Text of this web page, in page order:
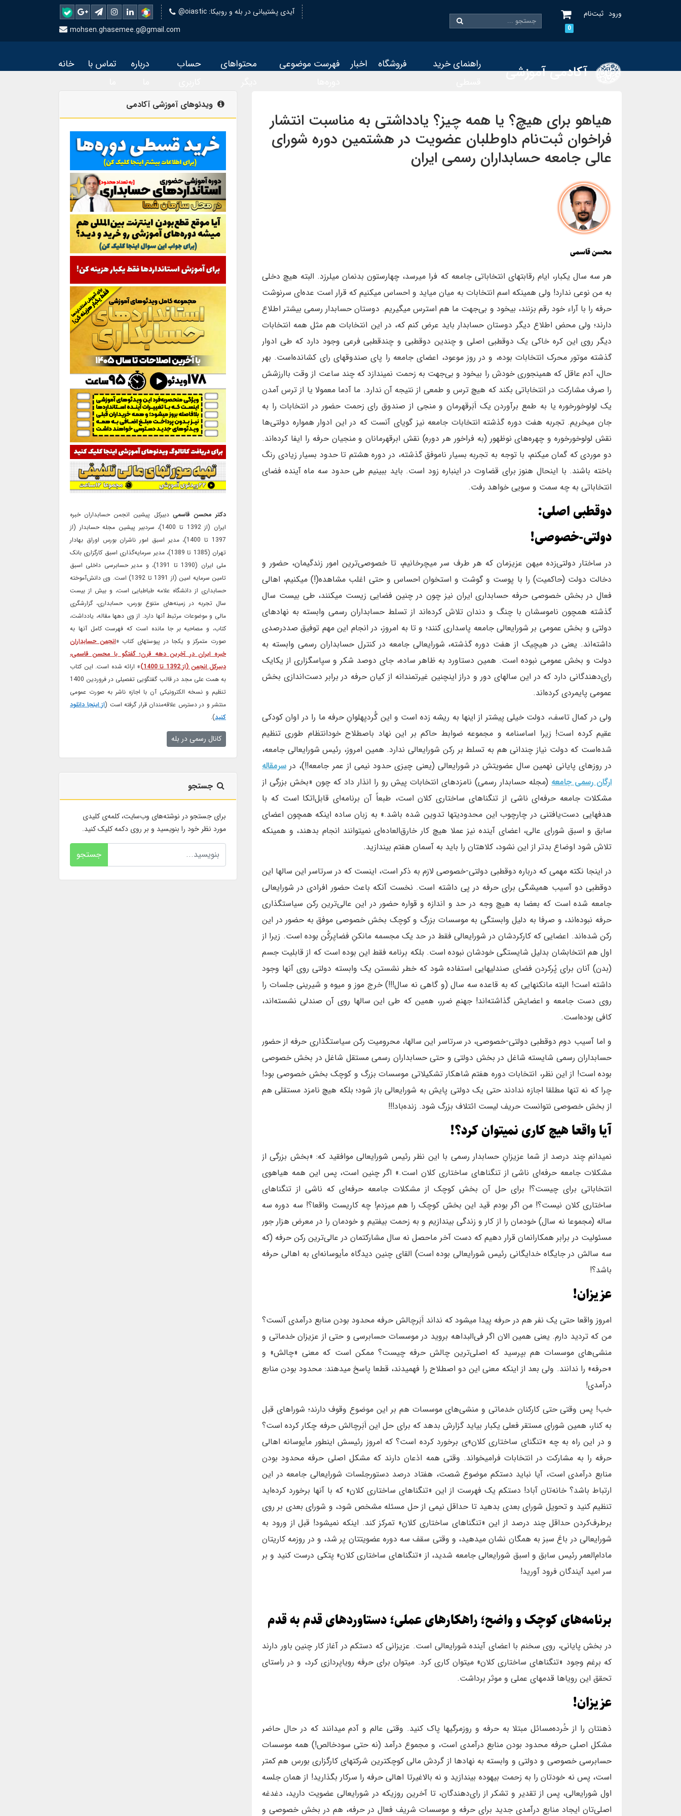
ورود ثبت‌نام
0
@oiastic :آیدی پشتیبانی در بله و روبیکا
mohsen.ghasemee.g@gmail.com
آکادمی آموزشی
راهنمای خرید
فروشگاه اخبار
فهرست موضوعی
محتواهای
حساب
درباره
تماس با
خانه
هیاهو برای هیچ؟ یا همه چیز؟ یادداشتی به مناسبت انتشار
فراخوان ثبت‌نام داوطلبان عضویت در هشتمین دوره شورای‌
عالی جامعه حسابداران رسمی ایران
محسن قاسمی
هر سه سال یکبار، ایام رقابتهای انتخاباتی جامعه که فرا میرسد، چهارستون بدنمان میلرزد. البته هیچ دخلی
به من نوعی ندارد! ولی همینکه اسم انتخابات به میان میاید و احساس میکنیم که قرار است عده‌ای سرنوشت
حرفه را با آراء خود رقم بزنند، بیخود و بی‌جهت ما هم استرس میگیریم. دوستان حسابدار رسمی بیشتر اطلاع
دارند؛ ولی محض اطلاع دیگر دوستان حسابدار باید عرض کنم که، در این انتخابات هم مثل همه انتخابات
دیگر روی این کره خاکی یک دوقطبی اصلی و چندین دوقطبی و چندقطبی فرعی وجود دارد که طی ادوار
گذشته موتور محرک انتخابات بوده‌، و در روز موعود، اعضای جامعه را پای صندوقهای رای کشانده‌است. بهر
حال، آدم عاقل که همینجوری خودش را بیخود و بی‌جهت به زحمت نمیندازد که چند ساعت از وقت باارزشش
را صرف مشارکت در انتخاباتی بکند که هیچ ترس و طمعی از نتیجه آن ندارد. ما آدما معمولا یا از ترس آمدن
یک لولوخورخوره یا به طمع برآوردن یک اَبَرقهرمان و منجی از صندوق رای زحمت حضور در انتخابات را به
جان میخریم. تجربه هفت دوره گذشته انتخابات جامعه نیز گویای آنست که در این ادوار همواره دولتی‌ها
نقش لولوخورخوره و چهره‌های نوظهور (به فراخور هر دوره) نقش ابرقهرمانان و منجیان حرفه را ایفا کرده‌اند.
دو موردی که گمان میکنم، با توجه به تجربه بسیار ناموفق گذشته، در دوره هشتم تا حدود بسیار زیادی رنگ
باخته باشند. با اینحال هنوز برای قضاوت در اینباره زود است. باید ببینیم طی حدود سه ماه آینده فضای
انتخاباتی به چه سمت و سویی خواهد رفت.
دوقطبی‌ اصلی:
دولتی-خصوصی!
در ساختار دولتی‌زده میهن عزیزمان که هر طرف سر میچرخانیم، تا خصوصی‌ترین امور زندگیمان، حضور و
دخالت دولت (حاکمیت) را با پوست و گوشت و استخوان احساس و حتی اغلب مشاهده(!) میکنیم، اهالی
فعال در بخش خصوصی حرفه حسابداری ایران نیز چون در چنین فضایی زیست میکنند، طی بیست سال
گذشته همچون ناموسشان با چنگ و دندان تلاش کرده‌اند از تسلط حسابداران رسمی وابسته به نهادهای
دولتی و بخش عمومی بر شورایعالی جامعه پاسداری کنند؛ و تا به امروز، در انجام این مهم توفیق صددرصدی
داشته‌اند. یعنی در هیچیک از هفت دوره گذشته، شورایعالی جامعه در کنترل حسابداران رسمی وابسته به
دولت و بخش عمومی نبوده است. همین دستاورد به ظاهر ساده، جای دوصد شکر و سپاسگزاری از یکایک
رای‌دهندگانی دارد که در این سالهای دور و دراز اینچنین غیرتمندانه از کیان حرفه در برابر دست‌اندازی بخش
عمومی پایمردی کرده‌اند.
ولی در کمال تاسف، دولت خیلی پیشتر از اینها به ریشه زده است و این گُردپهلوانِ حرفه ما را در اوان کودکی
عقیم کرده است! زیرا اساسنامه و مجموعه ضوابط حاکم بر این نهاد باصطلاح خودانتظام طوری تنظیم
شده‌است که دولت نیاز چندانی هم به تسلط بر رکن شورایعالی ندارد. همین امروز، رئیس شورایعالی جامعه،
در روزهای پایانی نهمین سال عضویتش در شورایعالی (یعنی چیزی حدود نیمی از عمر جامعه!!)، در سرمقاله
ارگان رسمی جامعه(مجله حسابدار رسمی) نامزدهای انتخابات پیش رو را انذار داد که چون «بخش بزرگی از
مشکلات جامعه حرفه‌ای ناشی از تنگناهای ساختاری کلان است، طبعاً آن برنامه‌ای قابل‌اتکا است که با
هدفهایی دست‌یافتنی در چارچوب این محدودیتها تدوین شده باشد.» به زبان ساده اینکه همچون اعضای
سابق و اسبق شورای عالی، اعضای آینده نیز عملا هیچ کار خارق‌العاده‌ای نمیتوانند انجام بدهند، و همینکه
تلاش شود اوضاع بدتر از این نشود، کلاهتان را باید به آسمان هفتم بیندازید.
در اینجا نکته مهمی که درباره دوقطبی دولتی-خصوصی لازم به ذکر است، اینست که در سرتاسر این سالها این
دوقطبی دو آسیب همیشگی برای حرفه در پی داشته است. نخست آنکه باعث حضور افرادی در شورایعالی
جامعه شده است که بعضا به هیچ وجه در حد و اندازه و قواره حضور در این عالی‌ترین رکن سیاستگذاری
حرفه نبوده‌اند، و صرفا به دلیل وابستگی به موسسات بزرگ و کوچک بخش خصوصی موفق به حضور در این
رکن شده‌اند. اعضایی که کارکردشان در شورایعالی فقط در حد یک مجسمه مانکنِ فضاپرکُن بوده است. زیرا از
اول هم انتخابشان بدلیل شایستگی خودشان نبوده است. بلکه برنامه فقط این بوده است که از قابلیت جسم
(بدن) آنان برای پُرکردن فضای صندلیهایی استفاده شود که خطر نشستن یک وابسته دولتی روی آنها وجود
داشته است! البته مانکنهایی که به قاعده سه سال (و گاهی نه سال!!!) خرج موز و میوه و شیرینی جلسات را
روی دست جامعه و اعضایش گذاشته‌اند! جهنمِ ضرر، همین که طی این سالها روی آن صندلی نشسته‌اند،
کافی بوده‌است.
و اما آسیب دوم دوقطبی دولتی-خصوصی، در سرتاسر این سالها، محرومیت رکن سیاستگذاری حرفه از حضور
حسابداران رسمی شایسته شاغل در بخش دولتی و حتی حسابداران رسمی مستقل شاغل در بخش خصوصی
بوده است! از این نظر، انتخابات دوره هفتم شاهکار تشکیلاتی موسسات بزرگ و کوچک بخش خصوصی بود!
چرا که نه تنها مطلقا اجازه ندادند حتی یک دولتی پایش به شورایعالی باز شود؛ بلکه هیچ نامزد مستقلی هم
از بخش خصوصی نتوانست حریف لیست ائتلاف بزرگ شود. زنده‌باد!!!
آیا واقعا هیچ کاری نمیتوان کرد؟!
نمیدانم چند درصد از شما عزیزانِ حسابدار رسمی با این نظر رئیس شورایعالی موافقید که: «بخش بزرگی از
مشکلات جامعه حرفه‌ای ناشی از تنگناهای ساختاری کلان است.» اگر چنین است، پس این همه هیاهوی
انتخاباتی برای چیست؟! برای حل آن بخش کوچک از مشکلات جامعه حرفه‌ای که ناشی از تنگناهای
ساختاری کلان نیست؟! من اگر بودم قید این بخش کوچک را هم میزدم! چه کاریست واقعا؟! سه دوره سه
ساله (مجموعا نه سال) خودمان را از کار و زندگی بیندازیم و به زحمت بیفتیم و خودمان را در معرض هزار جور
مسئولیت در برابر همکارانمان قرار دهیم که دست آخر ماحصل نه سال مشارکتمان در عالی‌ترین رکن حرفه (که
سه سالش در جایگاه خدایگانی رئیس شورایعالی بوده است) القای چنین دیدگاه مأیوسانه‌ای به اهالی حرفه
باشد؟!
عزیزان!
امروز واقعا حتی یک نفر هم در حرفه پیدا میشود که نداند اَبَرچالش حرفه محدود بودن منابع درآمدی آنست؟
من که تردید دارم. یعنی همین الان اگر فی‌البداهه بروید در موسسات حسابرسی و حتی از عزیزان خدماتی و
منشی‌های موسسات هم بپرسید که اصلی‌ترین چالش حرفه چیست؟ ممکن است که معنی «چالش» و
«حرفه» را ندانند. ولی بعد از اینکه معنی این دو اصطلاح را فهمیدند، قطعا پاسخ میدهند: محدود بودن منابع
درآمدی!
خب! پس وقتی حتی کارکنان خدماتی و منشی‌های موسسات هم بر این موضوع وقوف دارند؛ شوراهای قبل
به کنار، همین شورای مستقر فعلی یکبار بیاید گزارش بدهد که برای حل این اَبَرچالش حرفه چکار کرده است؟
و در این راه به چه «تنگنای ساختاری کلان»ی برخورد کرده است؟ که امروز رئیسش اینطور مأیوسانه اهالی
حرفه را به مشارکت در انتخابات فرامیخواند. وقتی همه اذعان دارند که مشکل اصلی حرفه محدود بودن
منابع درآمدی است، آیا نباید دستکم موضوع شصت، هفتاد درصد دستورجلسات شورایعالی جامعه در این
ارتباط باشد؟ خانه‌تان آباد! دستکم یک فهرست از این «تنگناهای ساختاری کلان» که با آنها برخورد کرده‌اید
تنظیم کنید و تحویل شورای بعدی بدهید تا حداقل نیمی از حل مسئله مشخص شود، و شورای بعدی بر روی
برطرف‌کردن حداقل چند درصد از این «تنگناهای ساختاری کلان» تمرکز کند. اینکه نمیشود! قبل از ورود به
شورایعالی در باغ سبز به همگان نشان میدهید، و وقتی سقف سه دوره عضویتتان پر شد، و در روزمه کاریتان
مادام‌العمر رئیس سابق و اسبق شورایعالی جامعه شدید، از «تنگناهای ساختاری کلان» پتکی درست کنید و بر
سر امید آیندگان فرود آورید!
برنامه‌های کوچک و واضح؛ راهکارهای عملی؛ دستاوردهای قدم به قدم
در بخش پایانی، روی سخنم با اعضای آینده شورایعالی است. عزیزانی که دستکم در آغاز کار چنین باور دارند
که برغم وجود «تنگناهای ساختاری کلان» میتوان کاری کرد. میتوان برای حرفه رویاپردازی کرد، و در راستای
تحقق این رویاها قدمهای عملی و موثر برداشت.
عزیزان!
ذهنتان را از خُرده‌مسائل مبتلا به حرفه و روزمرگیها پاک کنید. وقتی عالم و آدم میدانند که در حال حاضر
مشکل اصلی حرفه محدود بودن منابع درآمدی است، و مجموع درآمد (نه حتی سودخالص!) همه موسسات
حسابرسی خصوصی و دولتی و وابسته به نهادها از گردش مالی کوچکترین شرکتهای کارگزاری بورس هم کمتر
است،‌ پس نه خودتان را به زحمت بیهوده بیندازید و نه بالاغیرتا اهالی حرفه را سرکار بگذارید! از همان جلسه
اول شورایعالی، پس از تقدیر و تشکر از رای‌دهندگان، تا آخرین روزیکه در شورایعالی عضویت دارید، دغدغه
اصلی‌تان ایجاد منابع درآمدی جدید برای حرفه و موسسات شریف فعال در حرفه، هم در بخش خصوصی و
ویدئوهای آموزشی آکادمی
دکتر محسن قاسمی دبیرکل پیشین انجمن حسابداران خبره
ایران (از 1392 تا 1400)، سردبیر پیشین مجله حسابدار (از
1397 تا 1400)، مدیر اسبق امور ناشران بورس اوراق بهادار
تهران (1385 تا 1389)، مدیر سرمایه‌گذاری اسبق کارگزاری بانک
ملی ایران (1390 تا 1391)، و مدیر حسابرسی داخلی اسبق
تامین سرمایه امین (از 1391 تا 1392) است. وی دانش‌آموخته
حسابداری از دانشگاه علامه طباطبایی است، و بیش از بیست
سال تجربه در زمینه‌های متنوع بورس، حسابداری، گزارشگری
مالی و موضوعات مرتبط آنها دارد. از وی دهها مقاله، یادداشت،
کتاب، و مصاحبه بر جا مانده است که فهرست کامل آنها به
صورت متمرکز و یکجا در پیوستهای کتاب «انجمن حسابداران
خبره ایران در آخرین دهه قرن؛ گفتگو با محسن قاسمی،
دبیرکل انجمن (از 1392 تا 1400)
» ارائه شده است. این کتاب
به همت علی مجد در قالب گفتگویی تفصیلی در فروردین 1400
تنظیم و نسخه الکترونیکی آن با اجازه ناشر به صورت عمومی
منتشر و در دسترس علاقه‌مندان قرار گرفته است (از اینجا دانلود
کنید).
کانال رسمی در بله
جستجو
برای جستجو در نوشته‌های وب‌سایت، کلمه‌ی کلیدی
مورد نظر خود را بنویسید و بر روی دکمه کلیک کنید.
جستجو